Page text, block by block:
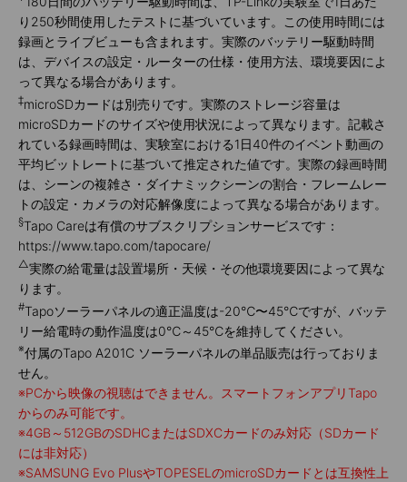
り250秒間使用したテストに基づいています。この使用時間には
録画とライブビューも含まれます。実際のバッテリー駆動時間
は、デバイスの設定・ルーターの仕様・使用方法、環境要因によ
って異なる場合があります。
‡microSDカードは別売りです。実際のストレージ容量は
microSDカードのサイズや使用状況によって異なります。記載さ
れている録画時間は、実験室における1日40件のイベント動画の
平均ビットレートに基づいて推定された値です。実際の録画時間
は、シーンの複雑さ・ダイナミックシーンの割合・フレームレー
トの設定・カメラの対応解像度によって異なる場合があります。
§Tapo Careは有償のサブスクリプションサービスです：
https://www.tapo.com/tapocare/
△実際の給電量は設置場所・天候・その他環境要因によって異な
ります。
#Tapoソーラーパネルの適正温度は-20℃〜45℃ですが、バッテ
リー給電時の動作温度は0℃～45℃を維持してください。
※付属のTapo A201C ソーラーパネルの単品販売は行っておりま
せん。
※PCから映像の視聴はできません。スマートフォンアプリTapo
からのみ可能です。
※4GB～512GBのSDHCまたはSDXCカードのみ対応（SDカード
には非対応）
※SAMSUNG Evo PlusやTOPESELのmicroSDカードとは互換性上